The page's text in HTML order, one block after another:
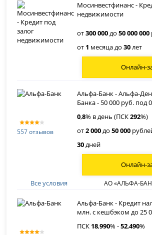
Мосинвестфинанс -
недвижимости
от300 000до50 000 000
от 1 месяца до30лет
Онлайн-
557 отзывов
Альфа-Банк - Альфа-
Банка - 50 000 руб. под
0,8% в день (ПСК292%)
от2 000до50 000
30дней
Все условия АО «АЛЬФА-
Онлайн-
Альфа-Банк - Кредит
млн. с кешбэком до 25
ПСК 18,990% -52,490%